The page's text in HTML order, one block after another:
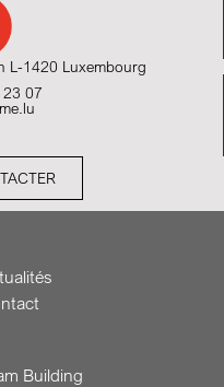
L-1420 Luxembourg
07
Building